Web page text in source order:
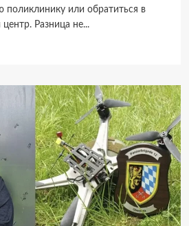
поликлинику или обратиться в
Разница не...